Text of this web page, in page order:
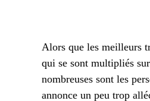
Alors que les meilleurs
qui se sont multipliés
nombreuses sont les
annonce un peu trop